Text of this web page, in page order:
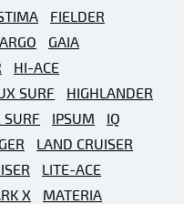
FIELDER
GAIA
HI-ACE
SURF
HIGHLANDER
SURF IPSUM
IQ
LAND CRUISER
LITE-ACE
X
MATERIA